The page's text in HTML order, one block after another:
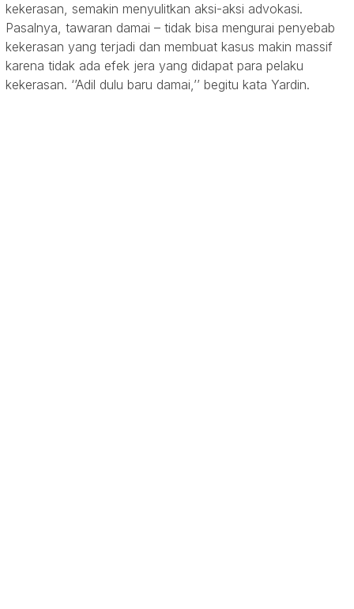
kekerasan, semakin menyulitkan aksi-aksi advokasi.
Pasalnya, tawaran damai – tidak bisa mengurai penyebab
kekerasan yang terjadi dan membuat kasus makin massif
karena tidak ada efek jera yang didapat para pelaku
kekerasan. ‘’Adil dulu baru damai,’’ begitu kata Yardin.